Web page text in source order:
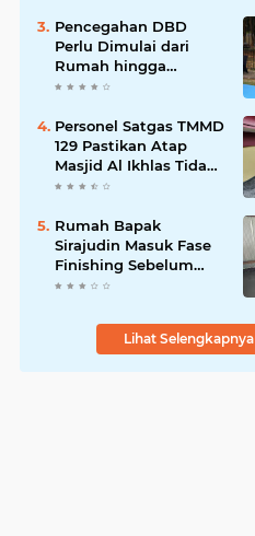
Pencegahan DBD
Perlu Dimulai dari
Rumah hingga
Lingkungan Sekolah
Personel Satgas TMMD
129 Pastikan Atap
Masjid Al Ikhlas Tidak
Bocor Lagi
Rumah Bapak
Sirajudin Masuk Fase
Finishing Sebelum
Diserahkan
Lihat Selengkapnya